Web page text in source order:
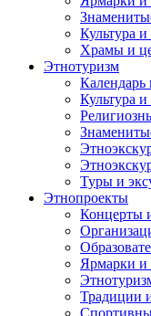
Культура и
Храмы и
Этнотуризм
Календарь
Культура и
Туры и
Этнопроекты
Концерты
Ярмарки и
Традиции